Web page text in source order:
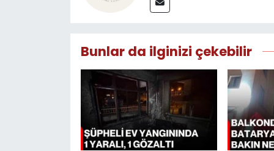
Bunlar da ilginizi çekebilir